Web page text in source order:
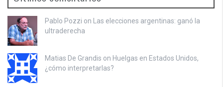
Pablo Pozzi on Las elecciones argentinas: ganó la
ultraderecha
Matias De Grandis on Huelgas en Estados Unidos,
¿cómo interpretarlas?